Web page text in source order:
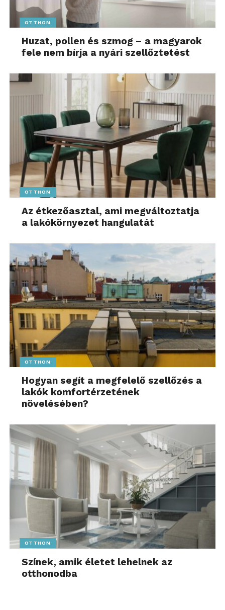
OTTHON
Huzat, pollen és szmog – a magyarok
fele nem bírja a nyári szellőztetést
OTTHON
Az étkezőasztal, ami megváltoztatja
a lakókörnyezet hangulatát
OTTHON
Hogyan segít a megfelelő szellőzés a
lakók komfortérzetének
növelésében?
OTTHON
Színek, amik életet lehelnek az
otthonodba